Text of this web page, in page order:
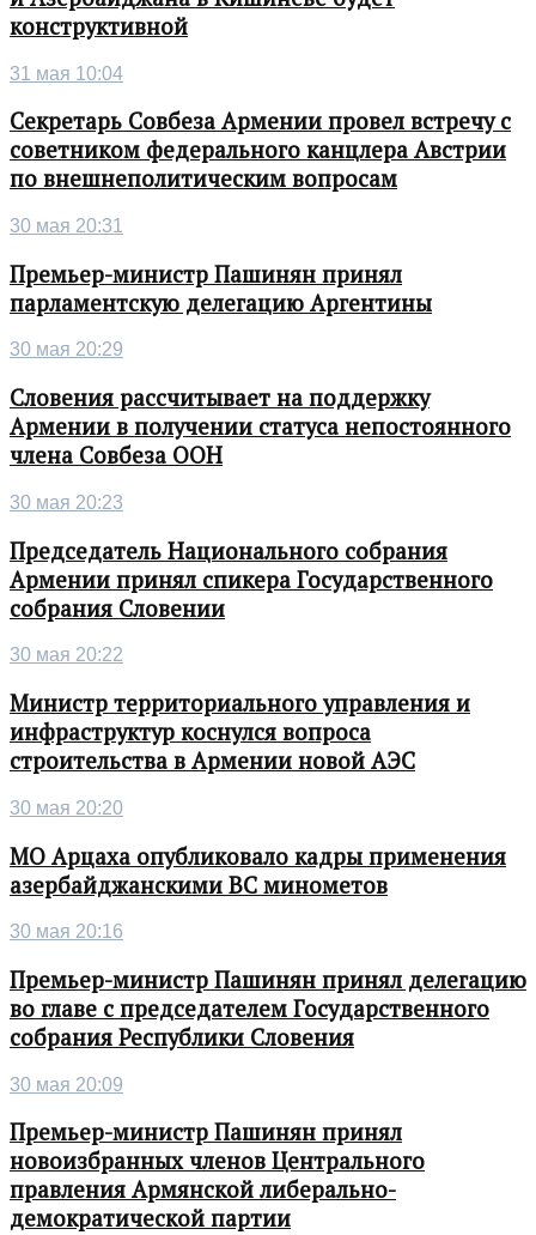
конструктивной
31 мая 10:04
Секретарь Совбеза Армении провел встречу с
советником федерального канцлера Австрии
по внешнеполитическим вопросам
30 мая 20:31
Премьер-министр Пашинян принял
парламентскую делегацию Аргентины
30 мая 20:29
Словения рассчитывает на поддержку
Армении в получении статуса непостоянного
члена Совбеза ООН
30 мая 20:23
Председатель Национального собрания
Армении принял спикера Государственного
собрания Словении
30 мая 20:22
Министр территориального управления и
инфраструктур коснулся вопроса
строительства в Армении новой АЭС
30 мая 20:20
МО Арцаха опубликовало кадры применения
азербайджанскими ВС минометов
30 мая 20:16
Премьер-министр Пашинян принял делегацию
во главе с председателем Государственного
собрания Республики Словения
30 мая 20:09
Премьер-министр Пашинян принял
новоизбранных членов Центрального
правления Армянской либерально-
демократической партии